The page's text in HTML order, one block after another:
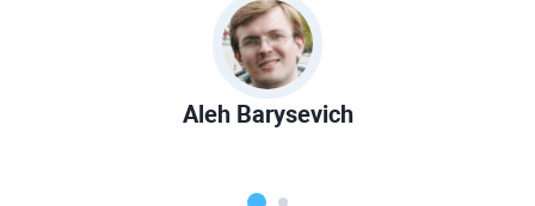
Aleh Barysevich